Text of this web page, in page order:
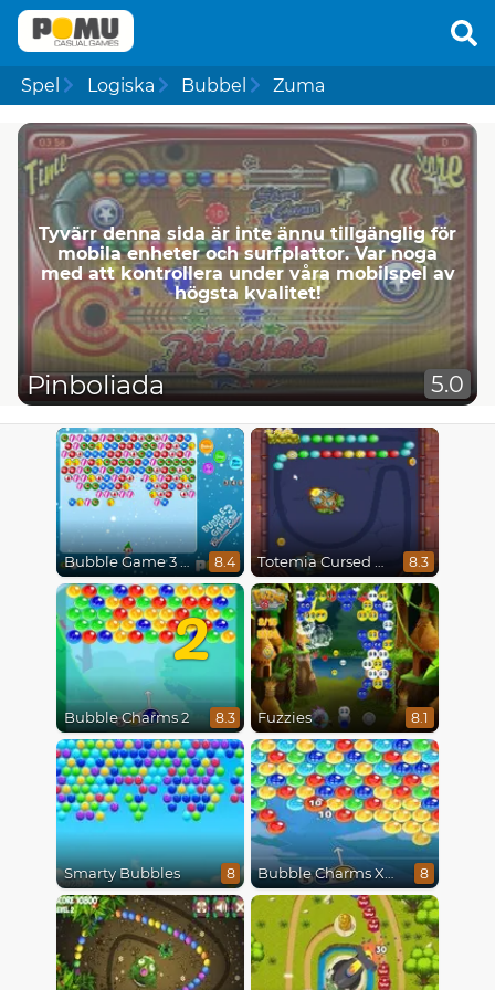
Spel Logiska Bubbel Zuma
Tyvärr denna sida är inte ännu tillgänglig för
mobila enheter och surfplattor. Var noga
med att kontrollera under våra mobilspel av
högsta kvalitet!
Pinboliada 5.0
Bubble Game 3 Christmas 8.4 Totemia Cursed Marbles 8.3
2
Bubble Charms 2 8.3 Fuzzies 8.1
Smarty Bubbles 8 Bubble Charms Xmas 8